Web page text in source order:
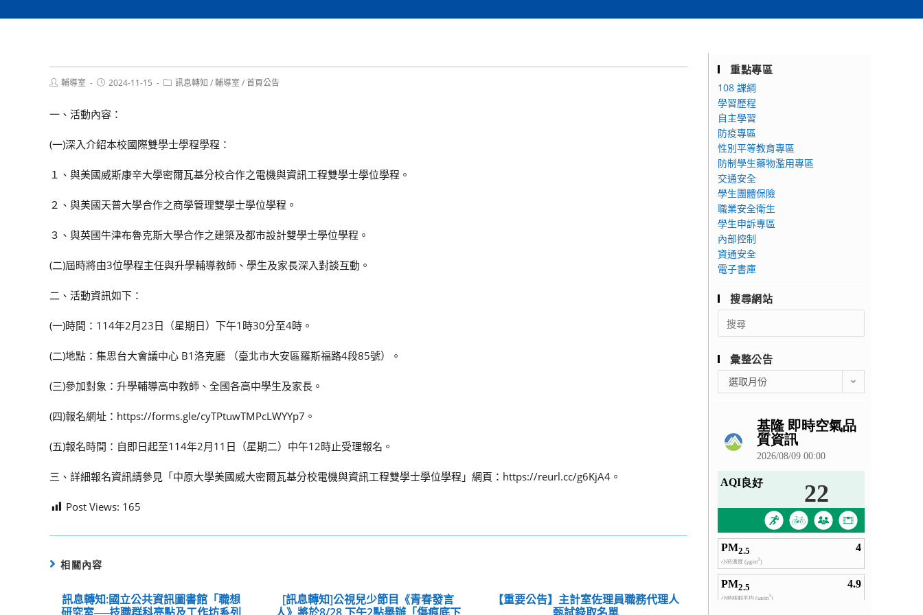
Post輔導室
Post2024-11-15
Post訊息轉知 /輔導室 /首頁公告
一、活動內容：
(一)深入介紹本校國際雙學士學程學程：
１、與美國威斯康辛大學密爾瓦基分校合作之電機與資訊工程雙學士學位學程。
２、與美國天普大學合作之商學管理雙學士學位學程。
３、與英國牛津布魯克斯大學合作之建築及都市設計雙學士學位學程。
(二)屆時將由3位學程主任與升學輔導教師、學生及家長深入對談互動。
二、活動資訊如下：
(一)時間：114年2月23日（星期日）下午1時30分至4時。
(二)地點：集思台大會議中心 B1洛克廳 （臺北市大安區羅斯福路4段85號）。
(三)參加對象：升學輔導高中教師、全國各高中學生及家長。
(四)報名網址：https://forms.gle/cyTPtuwTMPcLWYYp7。
(五)報名時間：自即日起至114年2月11日（星期二）中午12時止受理報名。
三、詳細報名資訊請參見「中原大學美國威大密爾瓦基分校電機與資訊工程雙學士學位學程」網頁：https://reurl.cc/g6KjA4。
Post Views: 165
相關內容
訊息轉知:國立公共資訊圖書館「職想
[訊息轉知]公視兒少節目《青春發言
【重要公告】主計室佐理員職務代理人
重點專區
108 課綱
學習歷程
自主學習
防疫專區
性別平等教育專區
防制學生藥物濫用專區
交通安全
學生團體保險
職業安全衛生
學生申訴專區
內部控制
資通安全
電子書庫
搜尋網站
Search
for:
彙整公告
整
選取月份